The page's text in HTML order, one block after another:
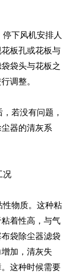
下风机安排人
板孔或花板与
袋头与花板之
调整。
若没有问题，
器的清灰系
况
物质。这种粘
着性高，与气
袋除尘器滤袋
加，清灰失
这种时候需要